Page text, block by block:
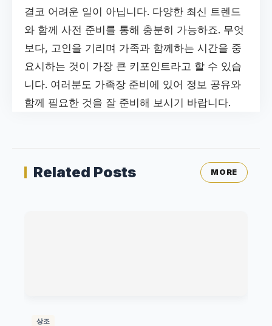
결코 어려운 일이 아닙니다. 다양한 최신 트렌드
와 함께 사전 준비를 통해 충분히 가능하죠. 무엇
보다, 고인을 기리며 가족과 함께하는 시간을 중
요시하는 것이 가장 큰 키포인트라고 할 수 있습
니다. 여러분도 가족장 준비에 있어 정보 공유와
함께 필요한 것을 잘 준비해 보시기 바랍니다.
Related Posts MORE
상조